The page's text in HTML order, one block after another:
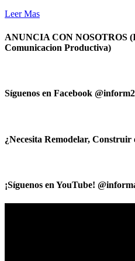
Leer Mas
ANUNCIA CON NOSOTROS
Comunicacion Productiva)
Síguenos en Facebook
¿Necesita Remodelar, Construir
¡Síguenos en YouTube!